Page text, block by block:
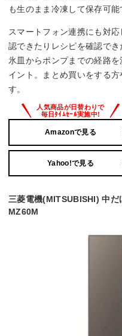
朝どれ野菜室
も生のまま冷凍して保存可能
スマートフォン連携にも対
認できたりレシピを確認で
氷皿からポンプまでの経路
イント。まとめ買いをする
す。
Amazonで見る
Yahoo!で見る
三菱電機(MITSUBISHI) 中
MZ60M